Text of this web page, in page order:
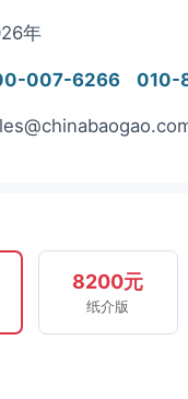
年
007-6266 010-
8200元
纸介版